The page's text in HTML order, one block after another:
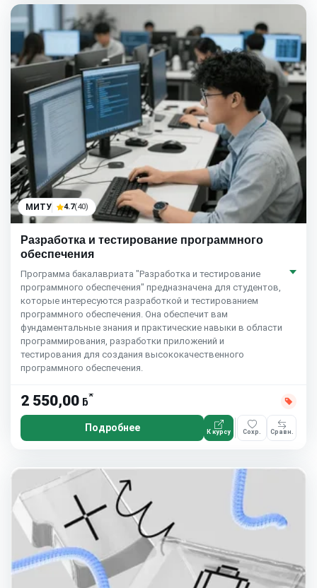
МИТУ 4.7(40)
Разработка и тестирование программного
обеспечения
Программа бакалавриата "Разработка и тестирование
программного обеспечения" предназначена для студентов,
которые интересуются разработкой и тестированием
программного обеспечения. Она обеспечит вам
фундаментальные знания и практические навыки в области
программирования, разработки приложений и
тестирования для создания высококачественного
программного обеспечения.
2 550,00 ƃ*
Подробнее К курсу Сохр. Сравн.